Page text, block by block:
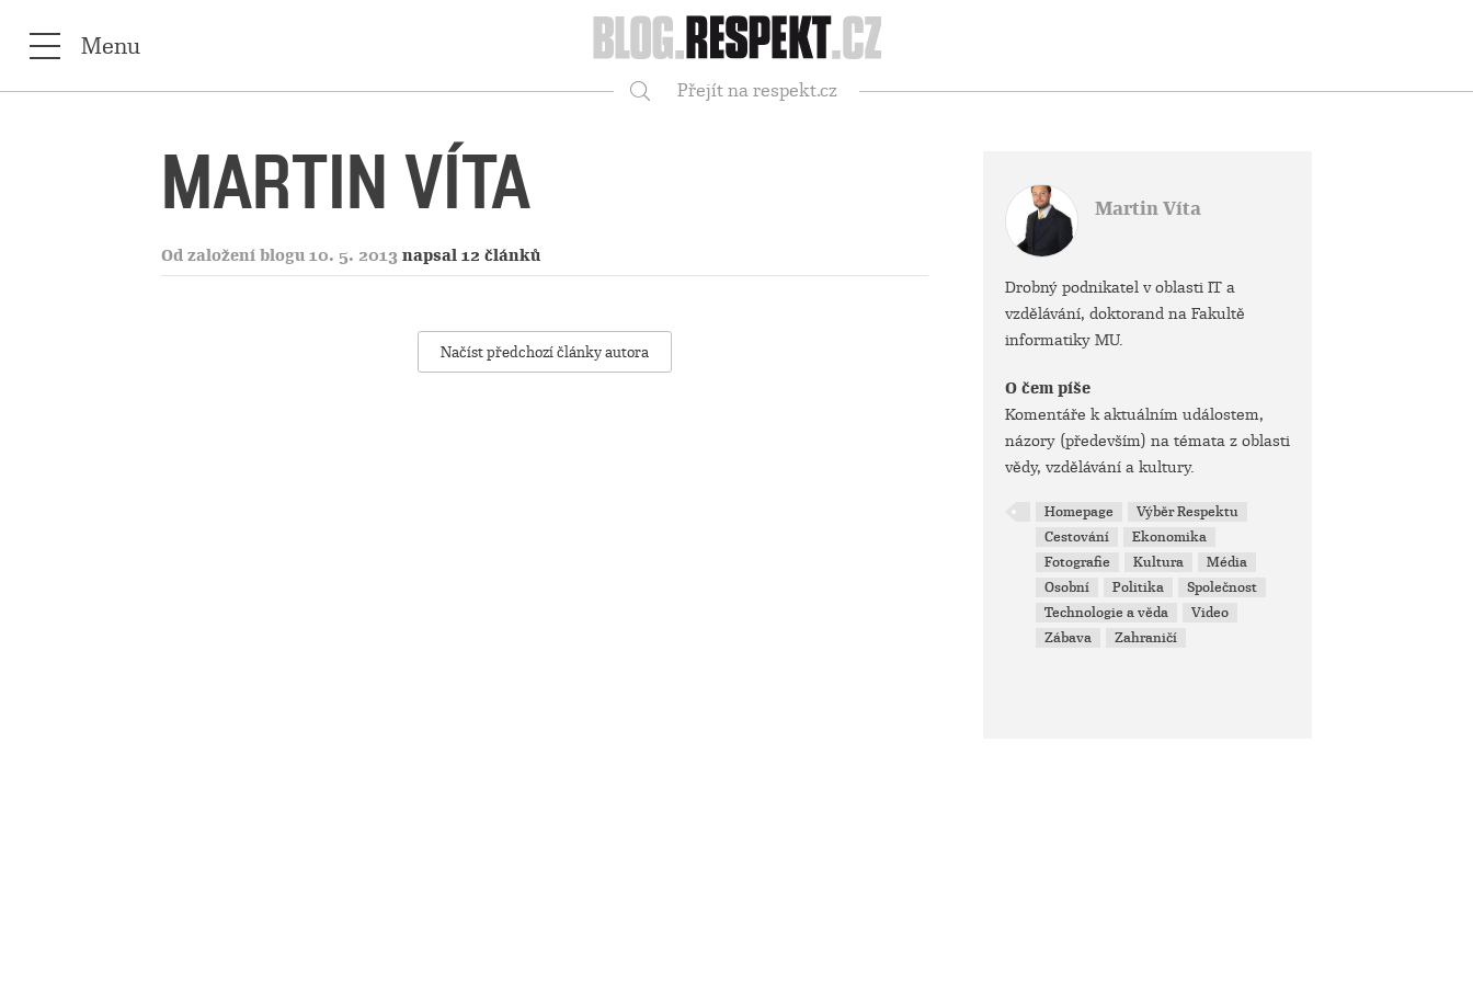
Respekt
Menu
Přejít na respekt.cz
MARTIN VÍTA
Od založení blogu 10. 5. 2013 napsal 12 článků
Načíst předchozí články autora
Martin Víta
Drobný podnikatel v oblasti IT a
vzdělávání, doktorand na Fakultě
informatiky MU.
O čem píše
Komentáře k aktuálním událostem,
názory (především) na témata z oblasti
vědy, vzdělávání a kultury.
Homepage
Výběr Respektu
Cestování
Ekonomika
Fotografie
Kultura
Média
Osobní
Politika
Společnost
Technologie a věda
Video
Zábava
Zahraničí